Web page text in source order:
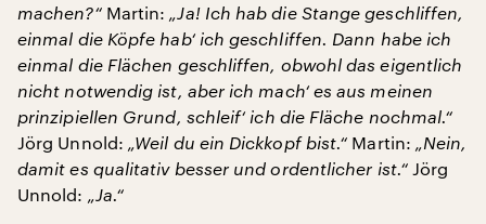
machen?“ Martin: „Ja! Ich hab die Stange geschliffen,
einmal die Köpfe hab‘ ich geschliffen. Dann habe ich
einmal die Flächen geschliffen, obwohl das eigentlich
nicht notwendig ist, aber ich mach‘ es aus meinen
prinzipiellen Grund, schleif‘ ich die Fläche nochmal.“
Jörg Unnold: „Weil du ein Dickkopf bist.“ Martin: „Nein,
damit es qualitativ besser und ordentlicher ist.“ Jörg
Unnold: „Ja.“